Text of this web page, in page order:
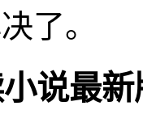
了。
小说最